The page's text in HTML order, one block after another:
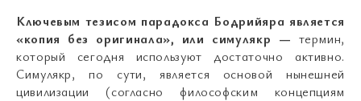
Ключевым тезисом парадокса Бодрийяра является
«копия без оригинала», или симулякр — термин,
который сегодня используют достаточно активно.
Симулякр, по сути, является основой нынешней
цивилизации (согласно философским концепциям